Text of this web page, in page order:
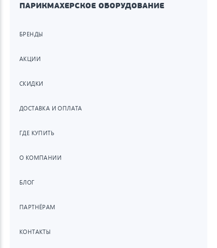
ПАРИКМАХЕРСКОЕ ОБОРУДОВАНИЕ
БРЕНДЫ
АКЦИИ
СКИДКИ
ДОСТАВКА И ОПЛАТА
ГДЕ КУПИТЬ
О КОМПАНИИ
БЛОГ
ПАРТНЁРАМ
КОНТАКТЫ